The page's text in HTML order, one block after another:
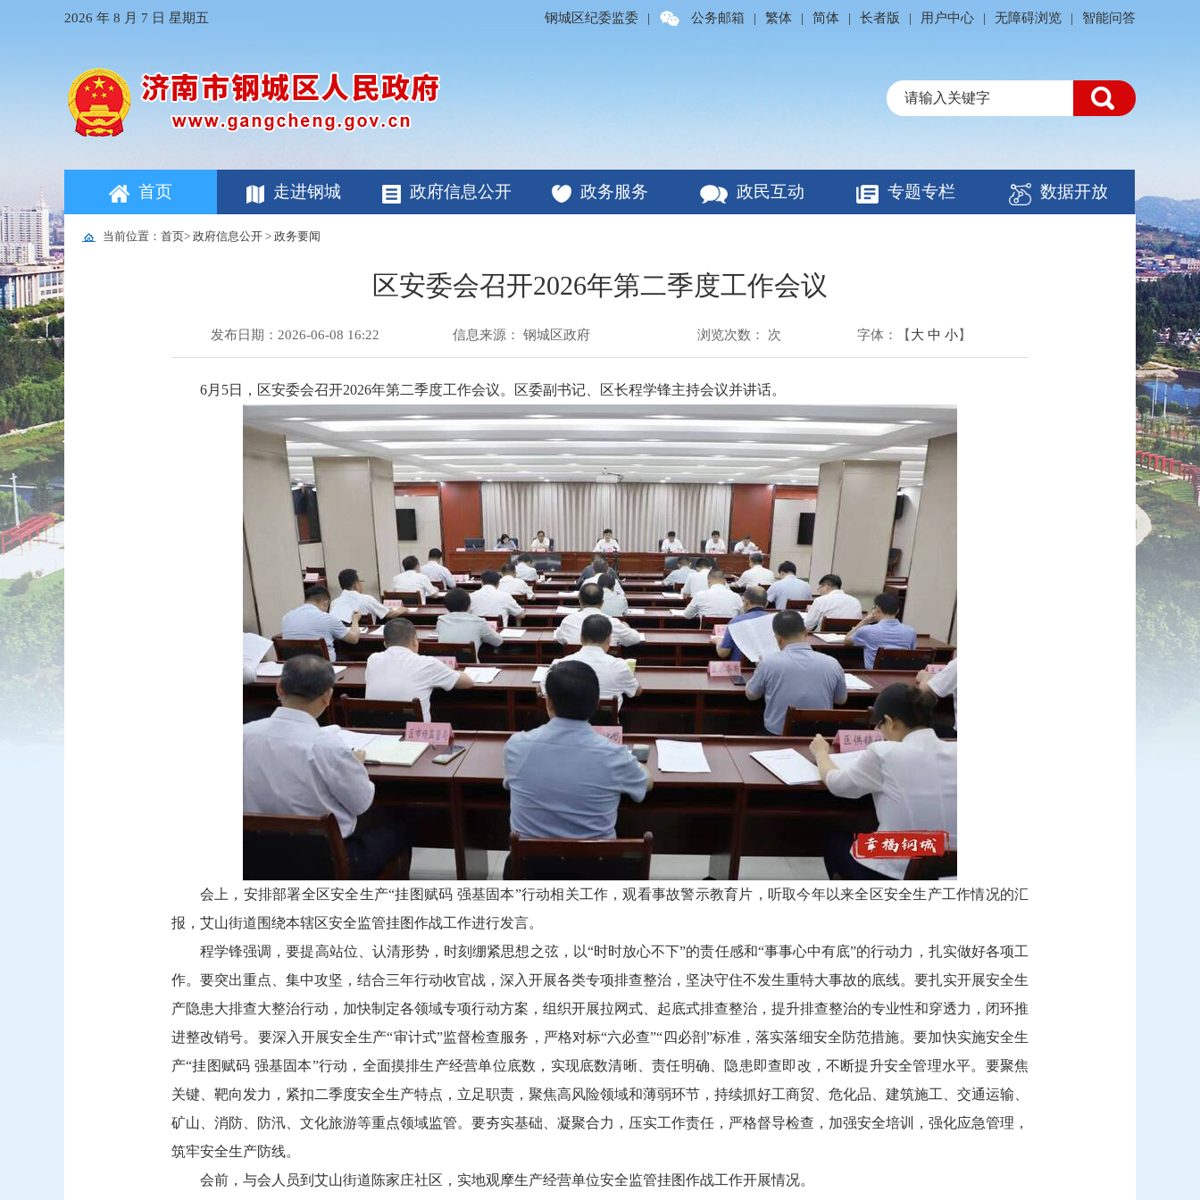
2026 年 8 月 7 日 星期五 钢城区纪委监委 | 公务邮箱 | 繁体 | 简体 | 长者版 | 用户中心 | 无障碍浏览 | 智能问答
首页 走进钢城 政府信息公开 政务服务 政民互动 专题专栏 数据开放
当前位置： 首页> 政府信息公开 > 政务要闻
区安委会召开2026年第二季度工作会议
发布日期：2026-06-08 16:22 信息来源： 钢城区政府 浏览次数： 次 字体： 【 大 中 小】
6月5日，区安委会召开2026年第二季度工作会议。区委副书记、区长程学锋主持会议并讲话。
会上，安排部署全区安全生产“挂图赋码 强基固本”行动相关工作，观看事故警示教育片，听取今年以来全区安全生产工作情况的汇
报，艾山街道围绕本辖区安全监管挂图作战工作进行发言。
程学锋强调，要提高站位、认清形势，时刻绷紧思想之弦，以“时时放心不下”的责任感和“事事心中有底”的行动力，扎实做好各项工
作。要突出重点、集中攻坚，结合三年行动收官战，深入开展各类专项排查整治，坚决守住不发生重特大事故的底线。要扎实开展安全生
产隐患大排查大整治行动，加快制定各领域专项行动方案，组织开展拉网式、起底式排查整治，提升排查整治的专业性和穿透力，闭环推
进整改销号。要深入开展安全生产“审计式”监督检查服务，严格对标“六必查”“四必剖”标准，落实落细安全防范措施。要加快实施安全生
产“挂图赋码 强基固本”行动，全面摸排生产经营单位底数，实现底数清晰、责任明确、隐患即查即改，不断提升安全管理水平。要聚焦
关键、靶向发力，紧扣二季度安全生产特点，立足职责，聚焦高风险领域和薄弱环节，持续抓好工商贸、危化品、建筑施工、交通运输、
矿山、消防、防汛、文化旅游等重点领域监管。要夯实基础、凝聚合力，压实工作责任，严格督导检查，加强安全培训，强化应急管理，
筑牢安全生产防线。
会前，与会人员到艾山街道陈家庄社区，实地观摩生产经营单位安全监管挂图作战工作开展情况。